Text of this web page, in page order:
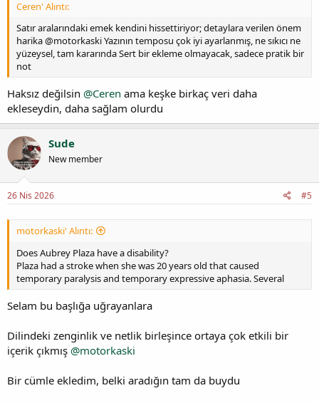
Ceren' Alıntı:
Satır aralarındaki emek kendini hissettiriyor; detaylara verilen önem
harika @motorkaski Yazının temposu çok iyi ayarlanmış, ne sıkıcı ne
yüzeysel, tam kararında Sert bir ekleme olmayacak, sadece pratik bir
not
Haksız değilsin @Ceren ama keşke birkaç veri daha
ekleseydin, daha sağlam olurdu
Sude
New member
26 Nis 2026 #5
motorkaski' Alıntı:
Does Aubrey Plaza have a disability?
Plaza had a stroke when she was 20 years old that caused
temporary paralysis and temporary expressive aphasia. Several
Selam bu başlığa uğrayanlara
Dilindeki zenginlik ve netlik birleşince ortaya çok etkili bir
içerik çıkmış @motorkaski
Bir cümle ekledim, belki aradığın tam da buydu